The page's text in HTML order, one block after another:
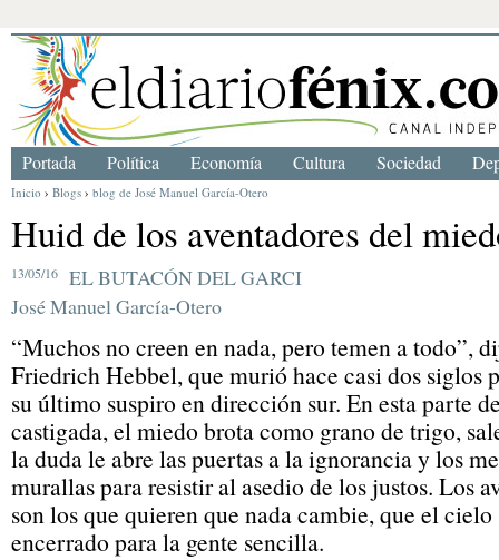
Inicio › Blogs › blog de José Manuel García-Otero
Huid de los aventadores del
13/05/16
EL BUTACÓN DEL GARCI
José Manuel García-Otero
“Muchos no creen en nada, pero temen a todo”,
Friedrich Hebbel, que murió hace casi dos siglos
su último suspiro en dirección sur. En esta parte
castigada, el miedo brota como grano de trigo,
la duda le abre las puertas a la ignorancia y los
murallas para resistir al asedio de los justos. Los
son los que quieren que nada cambie, que el
encerrado para la gente sencilla.
Portada Política Economía Cultura Sociedad